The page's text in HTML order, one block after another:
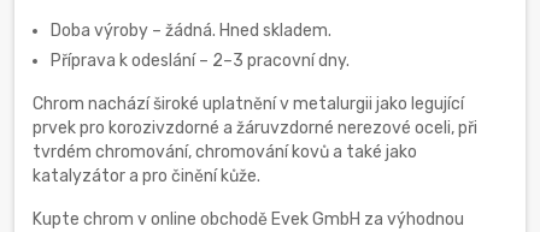
Doba výroby – žádná. Hned skladem.
Příprava k odeslání – 2–3 pracovní dny.
Chrom nachází široké uplatnění v metalurgii jako legující
prvek pro korozivzdorné a žáruvzdorné nerezové oceli, při
tvrdém chromování, chromování kovů a také jako
katalyzátor a pro činění kůže.
Kupte chrom v online obchodě Evek GmbH za výhodnou